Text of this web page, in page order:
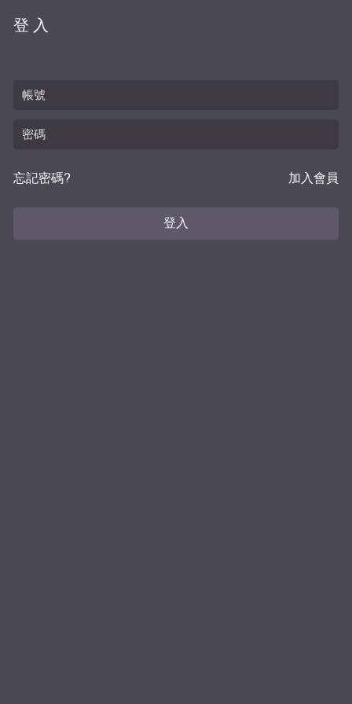
登入
忘記密碼? 加入會員